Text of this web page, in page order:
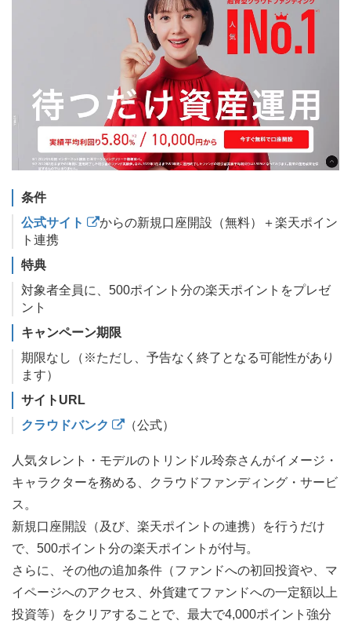
条件
公式サイト
からの新規口座開設（無料）＋楽天ポイン
ト連携
特典
対象者全員に、500ポイント分の楽天ポイントをプレゼ
ント
キャンペーン期限
期限なし（※ただし、予告なく終了となる可能性があり
ます）
サイトURL
クラウドバンク
（公式）
人気タレント・モデルのトリンドル玲奈さんがイメージ・
キャラクターを務める、クラウドファンディング・サービ
ス。
新規口座開設（及び、楽天ポイントの連携）を行うだけ
で、500ポイント分の楽天ポイントが付与。
さらに、その他の追加条件（ファンドへの初回投資や、マ
イページへのアクセス、外貨建てファンドへの一定額以上
投資等）をクリアすることで、最大で4,000ポイント強分